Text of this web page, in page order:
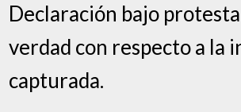
Declaración bajo
verdad con respecto a la
capturada.